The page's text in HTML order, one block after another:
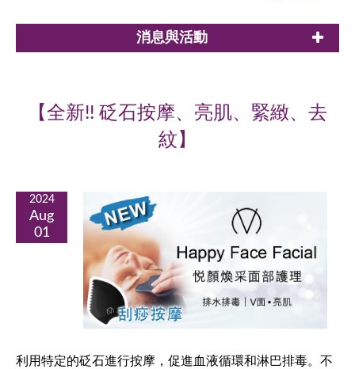
消息與活動
【全新!! 砭石按摩、亮肌、緊緻、去
紋】
2024
Aug
01
利用特定的砭石進行按摩，促進血液循環和淋巴排毒。不